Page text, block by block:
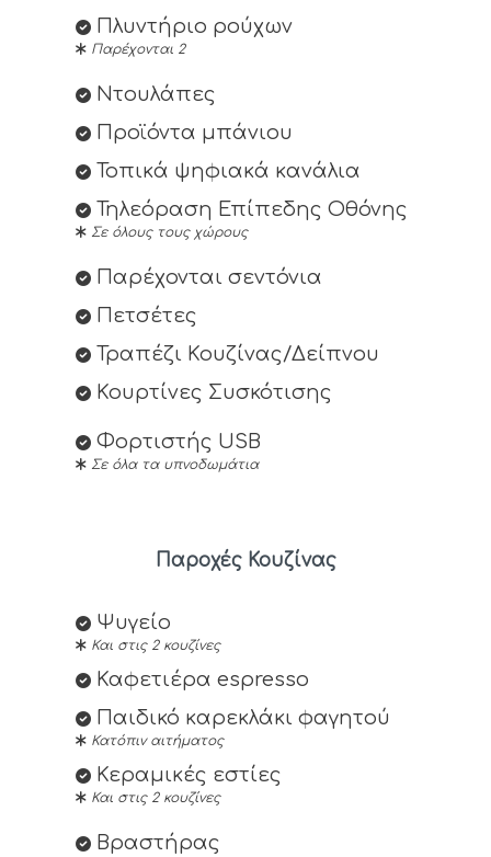
Πλυντήριο ρούχων
Παρέχονται 2
Ντουλάπες
Προϊόντα μπάνιου
Τοπικά ψηφιακά κανάλια
Τηλεόραση Επίπεδης Οθόνης
Σε όλους τους χώρους
Παρέχονται σεντόνια
Πετσέτες
Τραπέζι Κουζίνας/Δείπνου
Κουρτίνες Συσκότισης
Φορτιστής USB
Σε όλα τα υπνοδωμάτια
Παροχές Κουζίνας
Ψυγείο
Και στις 2 κουζίνες
Καφετιέρα espresso
Παιδικό καρεκλάκι φαγητού
Κατόπιν αιτήματος
Κεραμικές εστίες
Και στις 2 κουζίνες
Βραστήρας